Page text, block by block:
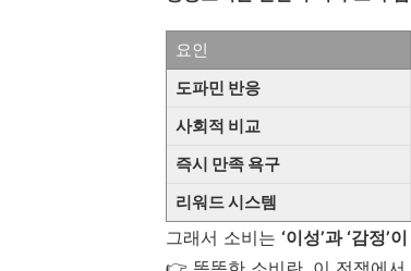
요인
도파민 반응
사회적 비교
즉시 만족 욕구
리워드 시스템
그래서 소비는 ‘이성’과 ‘감정’